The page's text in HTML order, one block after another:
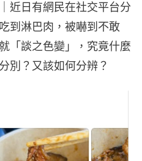
近日有網民在社交平台分
到淋巴肉，被嚇到不敢
「談之色變」，究竟什麼
別？又該如何分辨？